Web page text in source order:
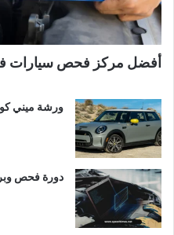
أفضل مركز فحص سيارات
ورشة ميني
دورة فحص